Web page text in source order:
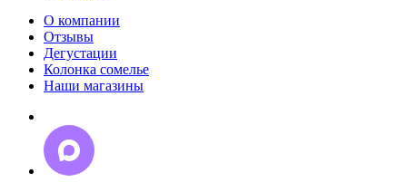
О компании
Отзывы
Дегустации
Колонка сомелье
Наши магазины